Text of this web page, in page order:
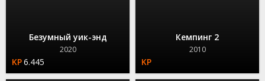
Безумный уик-энд
2020
6.445
Кемпинг 2
2010